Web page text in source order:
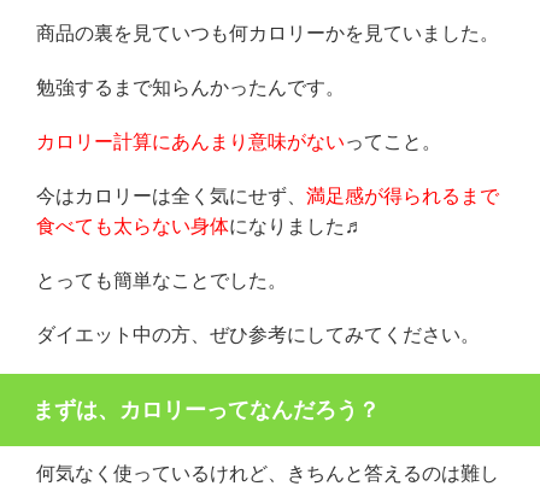
商品の裏を見ていつも何カロリーかを見ていました。
勉強するまで知らんかったんです。
カロリー計算にあんまり意味がないってこと。
今はカロリーは全く気にせず、 満足感が得られるまで
食べても太らない身体になりました♬
とっても簡単なことでした。
ダイエット中の方、ぜひ参考にしてみてください。
まずは、カロリーってなんだろう？
何気なく使っているけれど、きちんと答えるのは難し